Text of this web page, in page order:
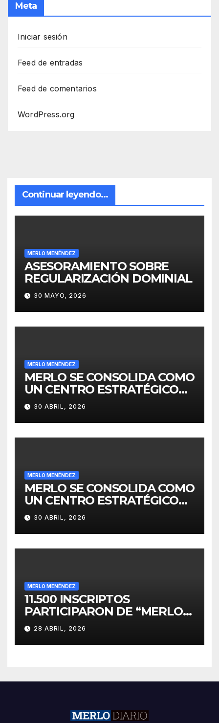
Meta
Iniciar sesión
Feed de entradas
Feed de comentarios
WordPress.org
Continuar leyendo...
MERLO MENÉNDEZ
ASESORAMIENTO SOBRE
REGULARIZACIÓN DOMINIAL
30 MAYO, 2026
MERLO MENÉNDEZ
MERLO SE CONSOLIDA COMO
UN CENTRO ESTRATÉGICO
PARA EL DESARROLLO DE
INVERSIONES
30 ABRIL, 2026
MERLO MENÉNDEZ
MERLO SE CONSOLIDA COMO
UN CENTRO ESTRATÉGICO
PARA EL DESARROLLO DE
INVERSIONES
30 ABRIL, 2026
MERLO MENÉNDEZ
11.500 INSCRIPTOS
PARTICIPARON DE “MERLO
CORRE POR MALVINAS”
28 ABRIL, 2026